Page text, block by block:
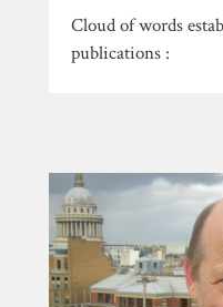
Cloud of words
publications :